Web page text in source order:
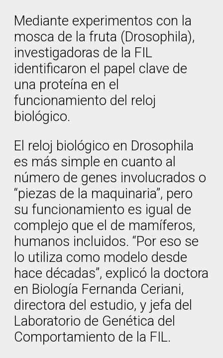
Mediante experimentos con la
mosca de la fruta (Drosophila),
investigadoras de la FIL
identificaron el papel clave de
una proteína en el
funcionamiento del reloj
biológico.
El reloj biológico en Drosophila
es más simple en cuanto al
número de genes involucrados o
“piezas de la maquinaria”, pero
su funcionamiento es igual de
complejo que el de mamíferos,
humanos incluidos. “Por eso se
lo utiliza como modelo desde
hace décadas”, explicó la doctora
en Biología Fernanda Ceriani,
directora del estudio, y jefa del
Laboratorio de Genética del
Comportamiento de la FIL.